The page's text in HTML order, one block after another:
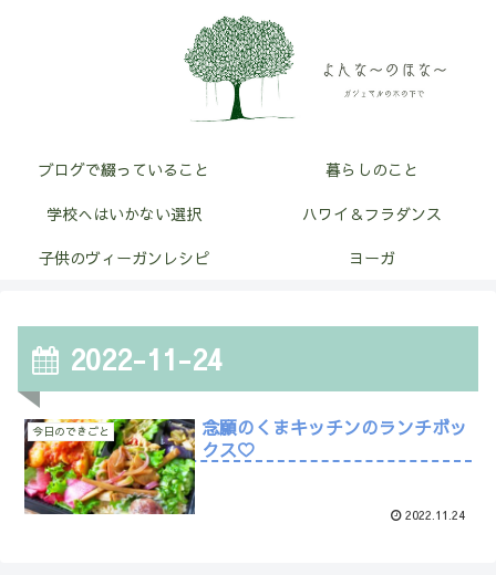
ブログで綴っていること
暮らしのこと
学校へはいかない選択
ハワイ＆フラダンス
子供のヴィーガンレシピ
ヨーガ
2022-11-24
今日のできごと
念願のくまキッチンのランチボッ
クス♡
2022.11.24